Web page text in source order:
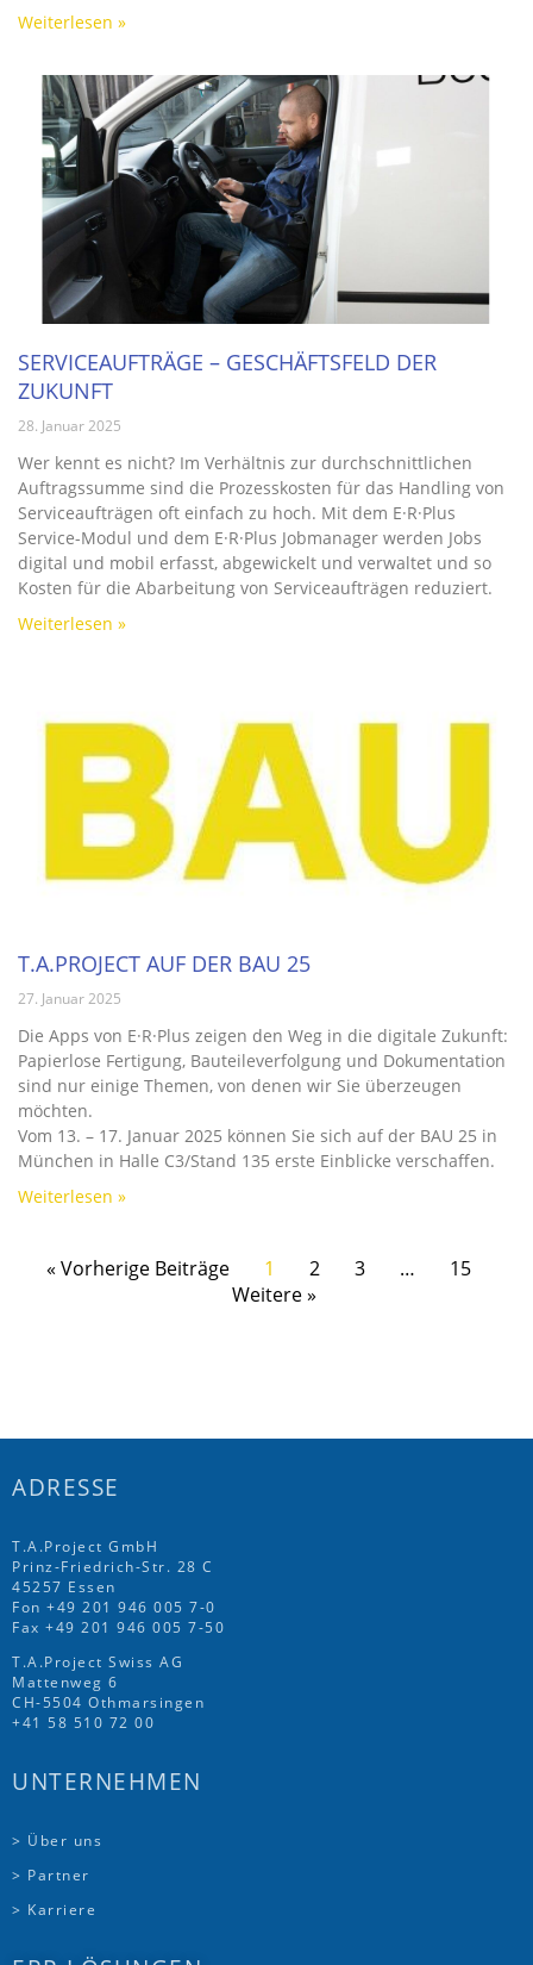
Weiterlesen »
SERVICEAUFTRÄGE – GESCHÄFTSFELD DER
ZUKUNFT
28. Januar 2025
Wer kennt es nicht? Im Verhältnis zur durchschnittlichen
Auftragssumme sind die Prozesskosten für das Handling von
Serviceaufträgen oft einfach zu hoch. Mit dem E·R·Plus
Service-Modul und dem E·R·Plus Jobmanager werden Jobs
digital und mobil erfasst, abgewickelt und verwaltet und so
Kosten für die Abarbeitung von Serviceaufträgen reduziert.
Weiterlesen »
T.A.PROJECT AUF DER BAU 25
27. Januar 2025
Die Apps von E·R·Plus zeigen den Weg in die digitale Zukunft:
Papierlose Fertigung, Bauteileverfolgung und Dokumentation
sind nur einige Themen, von denen wir Sie überzeugen
möchten.
Vom 13. – 17. Januar 2025 können Sie sich auf der BAU 25 in
München in Halle C3/Stand 135 erste Einblicke verschaffen.
Weiterlesen »
« Vorherige Beiträge 1 2 3 …
15
Weitere »
ADRESSE
T.A.Project GmbH
Prinz-Friedrich-Str. 28 C
45257 Essen
Fon +49 201 946 005 7-0
Fax +49 201 946 005 7-50
T.A.Project Swiss AG
Mattenweg 6
CH-5504 Othmarsingen
+41 58 510 72 00
UNTERNEHMEN
> Über uns
> Partner
> Karriere